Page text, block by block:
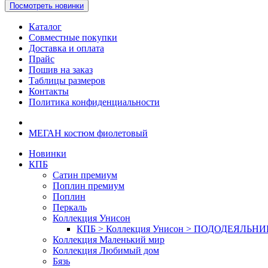
Посмотреть новинки
Каталог
Совместные покупки
Доставка и оплата
Прайс
Пошив на заказ
Таблицы размеров
Контакты
Политика конфиденциальности
МЕГАН костюм фиолетовый
Новинки
КПБ
Сатин премиум
Поплин премиум
Поплин
Перкаль
Коллекция Унисон
КПБ > Коллекция Унисон >
Коллекция Маленький мир
Коллекция Любимый дом
Бязь